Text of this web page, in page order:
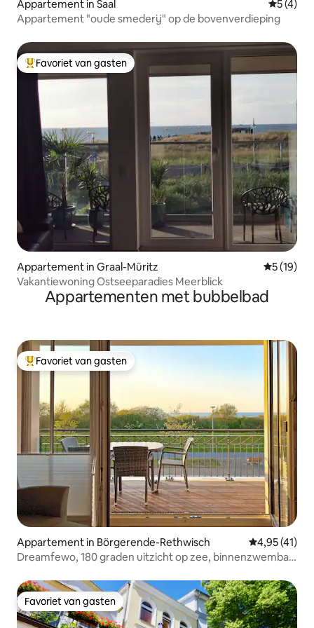
Appartement in Saal
5 (4)
Appartement "oude smederij" op de bovenverdieping
Topfavoriet van gasten
Favoriet van gasten
Appartement in Graal-Müritz
5 (19)
Vakantiewoning Ostseeparadies Meerblick
Appartementen met bubbelbad
Topfavoriet van gasten
Favoriet van gasten
Appartement in Börgerende-Rethwisch Gemiddelde
4,95 (41)
Dreamfewo, 180 graden uitzicht op zee, binnenzwembad
Favoriet van gasten
Favoriet van gasten